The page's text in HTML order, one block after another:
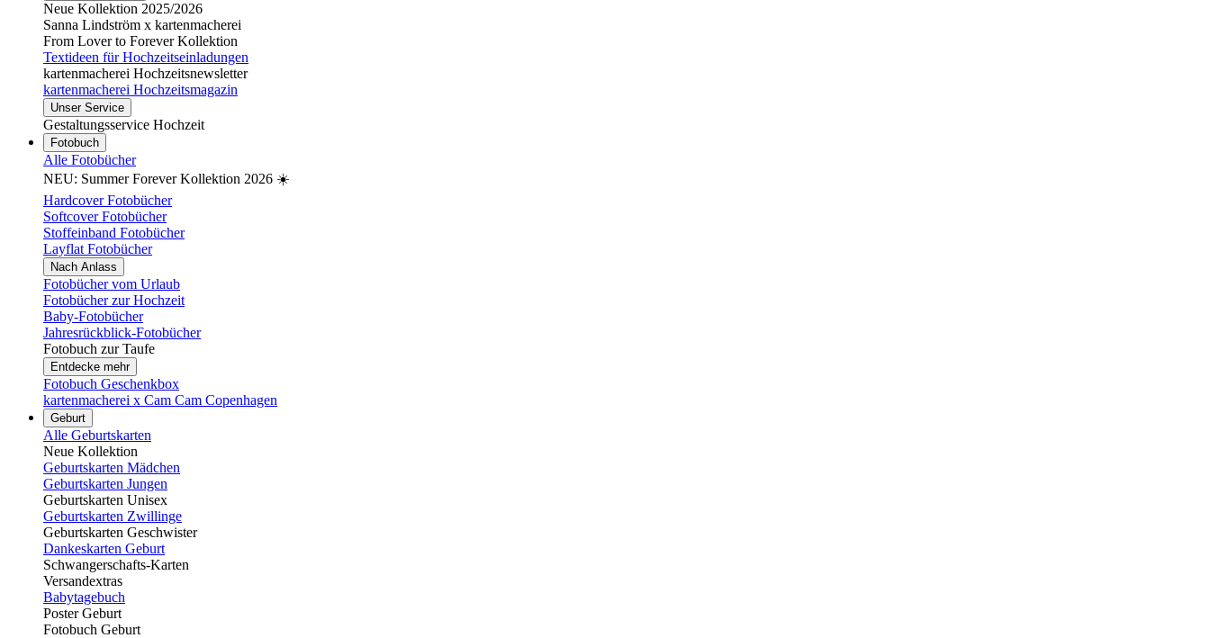
Neue Kollektion 2025/2026
Sanna Lindström x kartenmacherei
From Lover to Forever Kollektion
Textideen für Hochzeitseinladungen
kartenmacherei Hochzeitsnewsletter
kartenmacherei Hochzeitsmagazin
Unser Service
Gestaltungsservice Hochzeit
Fotobuch
Alle Fotobücher
NEU: Summer Forever Kollektion 2026 ☀️
Hardcover Fotobücher
Softcover Fotobücher
Stoffeinband Fotobücher
Layflat Fotobücher
Nach Anlass
Fotobücher vom Urlaub
Fotobücher zur Hochzeit
Baby-Fotobücher
Jahresrückblick-Fotobücher
Fotobuch zur Taufe
Entdecke mehr
Fotobuch Geschenkbox
kartenmacherei x Cam Cam Copenhagen
Geburt
Alle Geburtskarten
Neue Kollektion
Geburtskarten Mädchen
Geburtskarten Jungen
Geburtskarten Unisex
Geburtskarten Zwillinge
Geburtskarten Geschwister
Dankeskarten Geburt
Schwangerschafts-Karten
Versandextras
Babytagebuch
Poster Geburt
Fotobuch Geburt